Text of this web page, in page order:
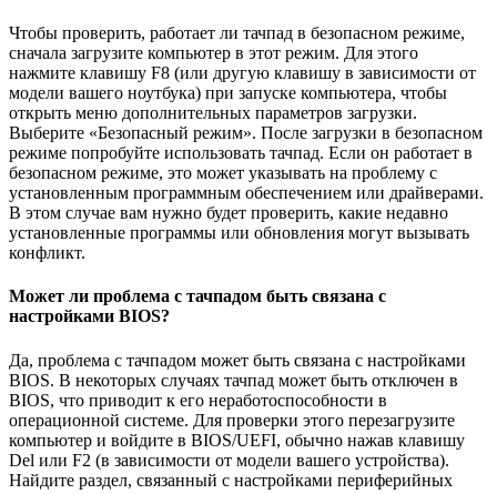
Чтобы проверить, работает ли тачпад в безопасном режиме,
сначала загрузите компьютер в этот режим. Для этого
нажмите клавишу F8 (или другую клавишу в зависимости от
модели вашего ноутбука) при запуске компьютера, чтобы
открыть меню дополнительных параметров загрузки.
Выберите «Безопасный режим». После загрузки в безопасном
режиме попробуйте использовать тачпад. Если он работает в
безопасном режиме, это может указывать на проблему с
установленным программным обеспечением или драйверами.
В этом случае вам нужно будет проверить, какие недавно
установленные программы или обновления могут вызывать
конфликт.
Может ли проблема с тачпадом быть связана с
настройками BIOS?
Да, проблема с тачпадом может быть связана с настройками
BIOS. В некоторых случаях тачпад может быть отключен в
BIOS, что приводит к его неработоспособности в
операционной системе. Для проверки этого перезагрузите
компьютер и войдите в BIOS/UEFI, обычно нажав клавишу
Del или F2 (в зависимости от модели вашего устройства).
Найдите раздел, связанный с настройками периферийных